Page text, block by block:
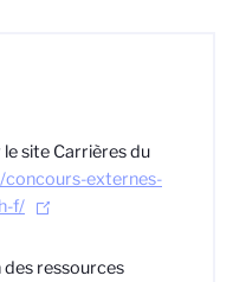
site Carrières du
externes-
f/
des ressources